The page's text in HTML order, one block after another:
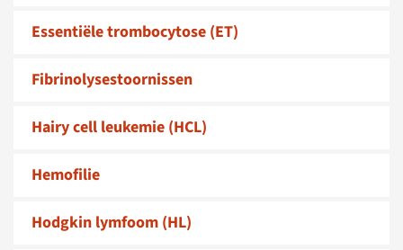
Essentiële trombocytose (ET)
Fibrinolysestoornissen
Hairy cell leukemie (HCL)
Hemofilie
Hodgkin lymfoom (HL)